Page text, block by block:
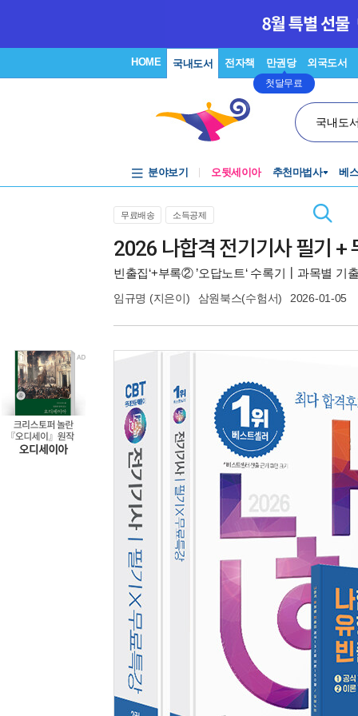
HOME 국내도서 전자책 만권당
첫달무료
외국도서
국내도
분야보기 오뒷세이아 추천마법사 베
무료배송 소득공제
2026 나합격 전기기사 필기 +
빈출집‘+부록② ’오답노트‘ 수록기┃과목별 기
임규명 (지은이) 삼원북스(수험서) 2026-01-05